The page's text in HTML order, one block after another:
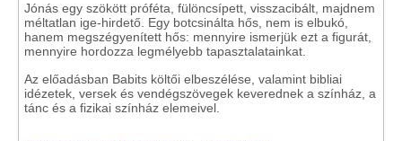
Jónás egy szökött próféta, fülöncsípett, visszacibált, majdnem
méltatlan ige-hirdető. Egy botcsinálta hős, nem is elbukó,
hanem megszégyenített hős: mennyire ismerjük ezt a figurát,
mennyire hordozza legmélyebb tapasztalatainkat.
Az előadásban Babits költői elbeszélése, valamint bibliai
idézetek, versek és vendégszövegek keverednek a színház, a
tánc és a fizikai színház elemeivel.